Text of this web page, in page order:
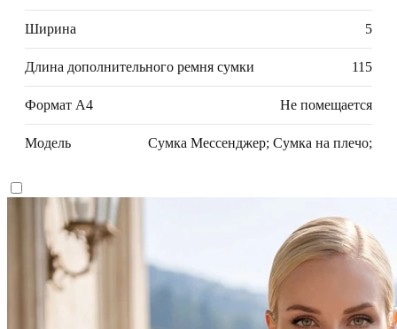
Ширина 5
Длина дополнительного ремня сумки 115
Формат А4 Не помещается
Модель Сумка Мессенджер; Сумка на плечо;